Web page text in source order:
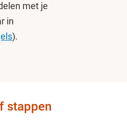
met je
in
).
stappen